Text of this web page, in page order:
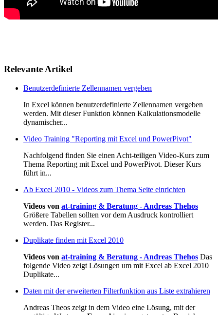
Relevante Artikel
Benutzerdefinierte Zellennamen vergeben
In Excel können benutzerdefinierte Zellennamen vergeben
werden. Mit dieser Funktion können Kalkulationsmodelle
dynamischer...
Video Training "Reporting mit Excel und PowerPivot"
Nachfolgend finden Sie einen Acht-teiligen Video-Kurs zum
Thema Reporting mit Excel und PowerPivot. Dieser Kurs
führt in...
Ab Excel 2010 - Videos zum Thema Seite einrichten
Videos von at-training & Beratung - Andreas Thehos
Größere Tabellen sollten vor dem Ausdruck kontrolliert
werden. Das Register...
Duplikate finden mit Excel 2010
Videos von at-training & Beratung - Andreas Thehos Das
folgende Video zeigt Lösungen um mit Excel ab Excel 2010
Duplikate...
Daten mit der erweiterten Filterfunktion aus Liste extrahieren
Andreas Theos zeigt in dem Video eine Lösung, mit der